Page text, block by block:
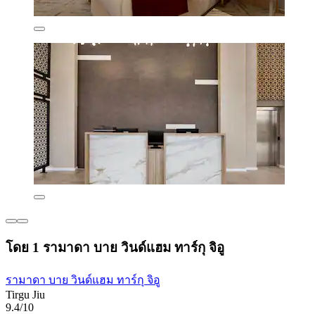
โดย 1 รามาดา บาย วินด์แฮม ทาร์กุ จิอู
รามาดา บาย วินด์แฮม ทาร์กุ จิอู
Tirgu Jiu
9.4/10